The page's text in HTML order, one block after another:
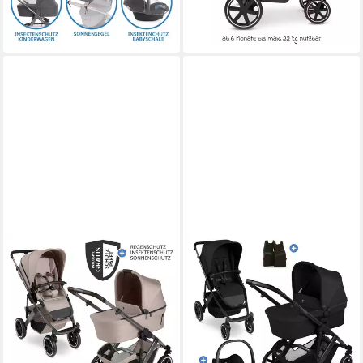
-20%
lieferbar - in 2-3 Werktagen bei dir
lieferbar - in 2-3 Werktagen bei dir